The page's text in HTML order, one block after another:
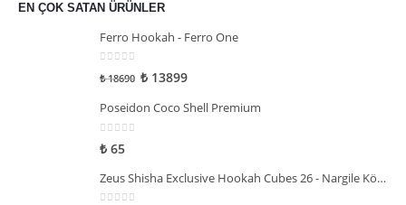
EN ÇOK SATAN ÜRÜNLER
Ferro Hookah - Ferro One
5 üzerinden
₺18690 ₺ 13899
Poseidon Coco Shell Premium
0
₺ 65
Zeus Shisha Exclusive Hookah Cubes 26 - Nargile Kömürü